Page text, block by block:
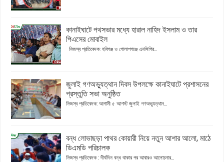
কানাইঘাটে পথসভার মধ্যে হারাল নাহিদ ইসলাম ও তার
পিএসের মোবাইল
নিজস্ব প্রতিবেদক: হবিগঞ্জ ও গোলাপগঞ্জে এনসিপির...
জুলাই গণঅভ্যুত্থান দিবস উপলক্ষে কানাইঘাটে প্রশাসনের
প্রস্তুতি সভা অনুষ্ঠিত
নিজস্ব প্রতিবেদক: আগামী ৫ আগস্ট জুলাই গণঅভ্যুত্থান...
বন্ধ লোভাছড়া পাথর কোয়ারী নিয়ে নতুন আশার আলো, মাঠে
ডিএমডি পরিচালক
নিজস্ব প্রতিবেদক : দীর্ঘদিন বন্ধ থাকার পর আবারও আলোচনার...